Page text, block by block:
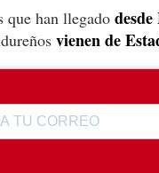
que han llegado
vienen de